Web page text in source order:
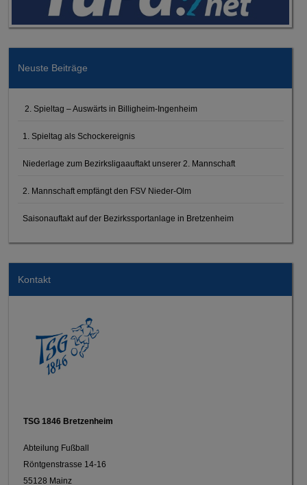
Neuste Beiträge
2. Spieltag – Auswärts in Billigheim-Ingenheim
1. Spieltag als Schockereignis
Niederlage zum Bezirksligaauftakt unserer 2. Mannschaft
2. Mannschaft empfängt den FSV Nieder-Olm
Saisonauftakt auf der Bezirkssportanlage in Bretzenheim
Kontakt
TSG 1846 Bretzenheim
Abteilung Fußball
Röntgenstrasse 14-16
55128 Mainz